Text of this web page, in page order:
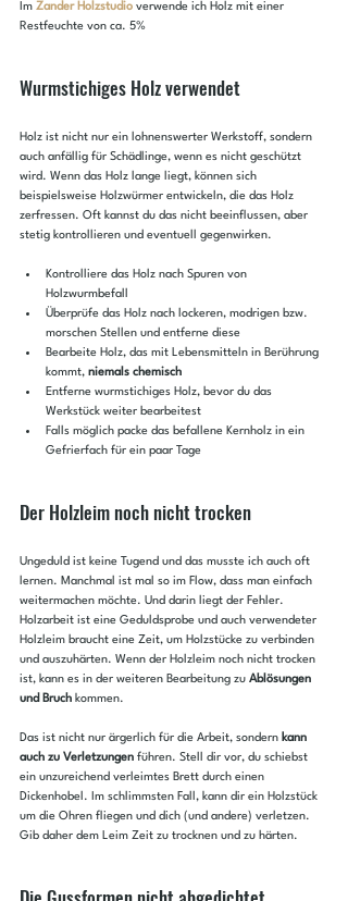
Im Zander Holzstudio verwende ich Holz mit einer
Restfeuchte von ca. 5%
Wurmstichiges Holz verwendet
Holz ist nicht nur ein lohnenswerter Werkstoff, sondern
auch anfällig für Schädlinge, wenn es nicht geschützt
wird. Wenn das Holz lange liegt, können sich
beispielsweise Holzwürmer entwickeln, die das Holz
zerfressen. Oft kannst du das nicht beeinflussen, aber
stetig kontrollieren und eventuell gegenwirken.
Kontrolliere das Holz nach Spuren von
Holzwurmbefall
Überprüfe das Holz nach lockeren, modrigen bzw.
morschen Stellen und entferne diese
Bearbeite Holz, das mit Lebensmitteln in Berührung
kommt, niemals chemisch
Entferne wurmstichiges Holz, bevor du das
Werkstück weiter bearbeitest
Falls möglich packe das befallene Kernholz in ein
Gefrierfach für ein paar Tage
Der Holzleim noch nicht trocken
Ungeduld ist keine Tugend und das musste ich auch oft
lernen. Manchmal ist mal so im Flow, dass man einfach
weitermachen möchte. Und darin liegt der Fehler.
Holzarbeit ist eine Geduldsprobe und auch verwendeter
Holzleim braucht eine Zeit, um Holzstücke zu verbinden
und auszuhärten. Wenn der Holzleim noch nicht trocken
ist, kann es in der weiteren Bearbeitung zu Ablösungen
und Bruch kommen.
Das ist nicht nur ärgerlich für die Arbeit, sondern kann
auch zu Verletzungen führen. Stell dir vor, du schiebst
ein unzureichend verleimtes Brett durch einen
Dickenhobel. Im schlimmsten Fall, kann dir ein Holzstück
um die Ohren fliegen und dich (und andere) verletzen.
Gib daher dem Leim Zeit zu trocknen und zu härten.